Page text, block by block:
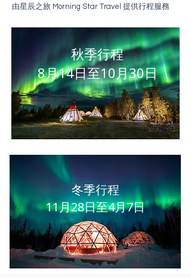
由星辰之旅 Morning Star Travel 提供行程服務
秋季行程
8月14日至10月30日
冬季行程
11月28日至4月7日